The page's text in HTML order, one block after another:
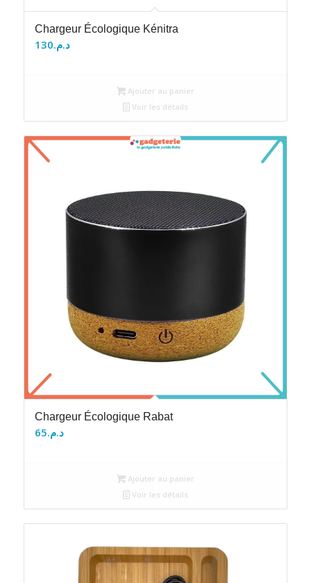
Chargeur Écologique Kénitra
د.م.130
Ajouter au panier
Voir les détails
Chargeur Écologique Rabat
د.م.65
Ajouter au panier
Voir les détails